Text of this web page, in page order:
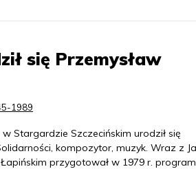
się Przemysław
1989
Stargardzie Szczecińskim urodził się
kompozytor, muzyk. Wraz z
przygotował w 1979 r. program